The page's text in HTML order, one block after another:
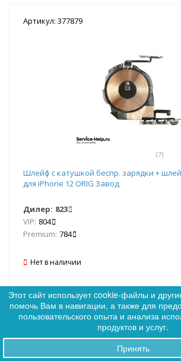
Артикул: 377879
(7)
Шлейф с катушкой беспр. зарядки +
для iPhone 12 ORIG Завод
Дилер: 823
VIP: 804
Premium: 784
Нет в наличии
Сообщить о наличии
Этот сайт использует cookie-файлы и
помочь Вам в навигации, а также для
пользовательского опыта и анализа
продуктов и услуг.
Принять